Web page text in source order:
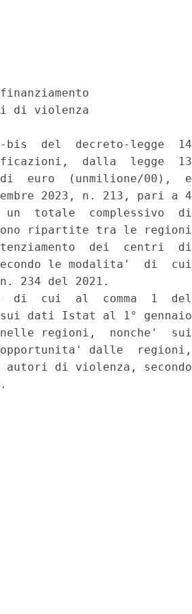
di violenza
del  decreto-legge  14
dalla  legge  13
euro  (unmilione/00),  e
2023, n. 213, pari a 4
totale  complessivo  di
ripartite tra le regioni
dei  centri  di
le modalita'  di  cui
234 del 2021.
di  cui  al  comma  1  del
dati Istat al 1° gennaio
regioni,  nonche'  sui
dalle  regioni,
di violenza, secondo